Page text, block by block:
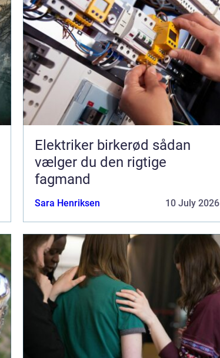
Elektriker birkerød sådan
vælger du den rigtige
fagmand
Sara Henriksen 10 July 2026